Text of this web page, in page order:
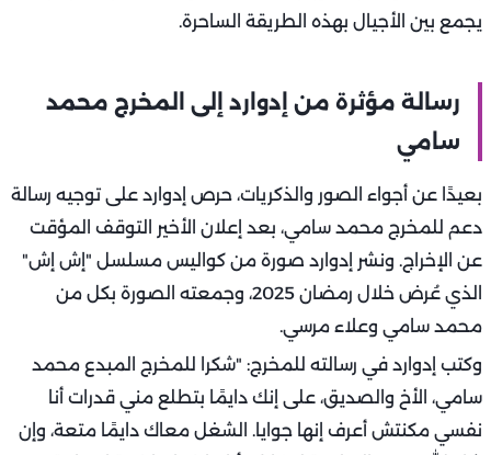
يجمع بين الأجيال بهذه الطريقة الساحرة.
رسالة مؤثرة من إدوارد إلى المخرج محمد
سامي
بعيدًا عن أجواء الصور والذكريات، حرص إدوارد على توجيه رسالة
دعم للمخرج محمد سامي، بعد إعلان الأخير التوقف المؤقت
عن الإخراج. ونشر إدوارد صورة من كواليس مسلسل "إش إش"
الذي عُرض خلال رمضان 2025، وجمعته الصورة بكل من
محمد سامي وعلاء مرسي.
وكتب إدوارد في رسالته للمخرج: "شكرا للمخرج المبدع محمد
سامي، الأخ والصديق، على إنك دايمًا بتطلع مني قدرات أنا
نفسي مكنتش أعرف إنها جوايا. الشغل معاك دايمًا متعة، وإن